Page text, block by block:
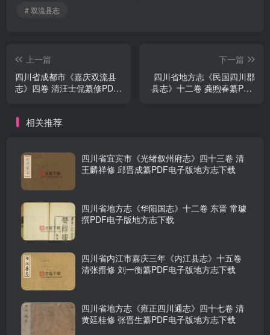
# 双流县志
上一篇
四川省成都市《嘉庆双流县
志》四卷 清汪士侃纂修PDF
下一篇
四川省地方志《民国四川郡
县志》十二卷 龚煦春纂PDF
相关推荐
四川省宜宾市《光绪叙州府志》四十三卷 清
王麟祥修 邱晋成纂PDF电子版地方志下载
四川省地方志《华阳国志》十二卷 东晋 常璩
撰PDF电子版地方志下载
四川省内江市嘉庆三年《内江县志》十五卷
清张搢修 刘一衡纂PDF电子版地方志下载
四川省地方志《雍正四川通志》四十七卷 清
黄廷桂修 张晋生纂PDF电子版地方志下载